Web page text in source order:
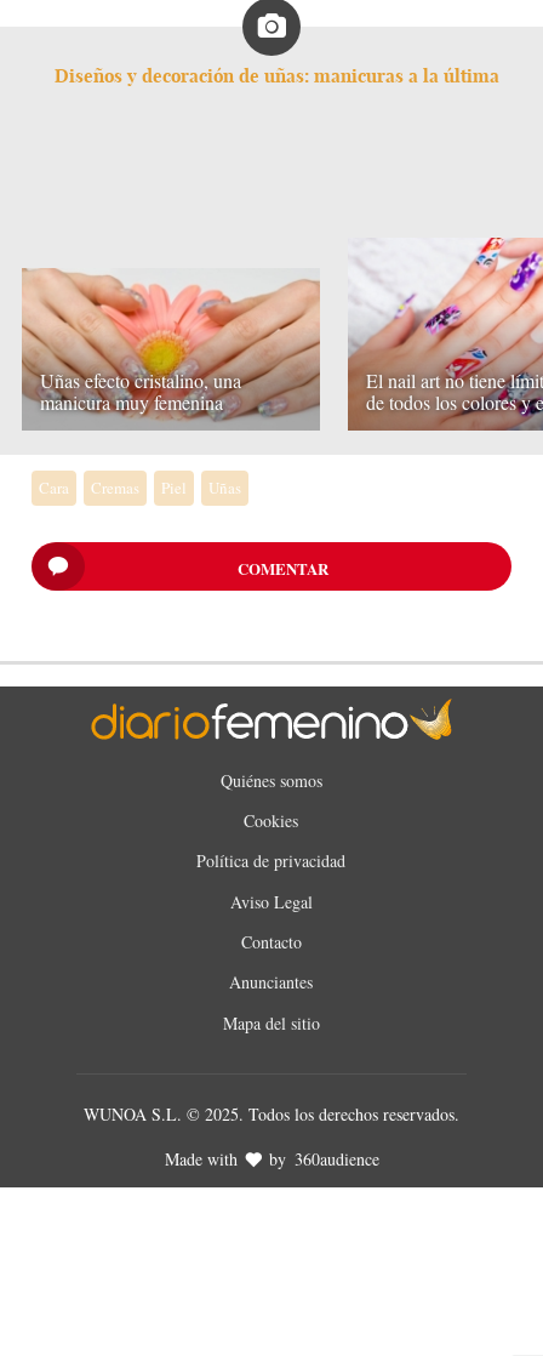
Diseños y decoración de uñas: manicuras a la última
Uñas efecto cristalino, una
manicura muy femenina
El nail art no tiene
de todos los colores y
Cara Cremas Piel Uñas
COMENTAR
Quiénes somos
Cookies
Política de privacidad
Aviso Legal
Contacto
Anunciantes
Mapa del sitio
WUNOA S.L. © 2025. Todos los derechos reservados.
Made with
by 360audience